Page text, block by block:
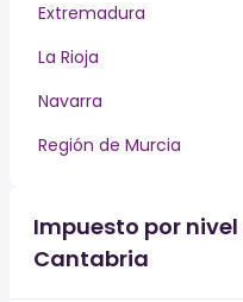
Extremadura
La Rioja
Navarra
Región de Murcia
Impuesto por
Cantabria